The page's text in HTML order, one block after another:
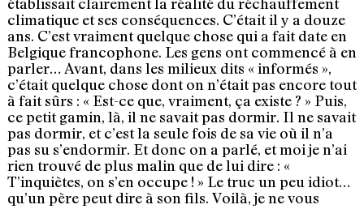
climatique et ses conséquences. C’était il y a douze
ans. C’est vraiment quelque chose qui a fait date en
Belgique francophone. Les gens ont commencé à en
parler… Avant, dans les milieux dits « informés »,
c’était quelque chose dont on n’était pas encore tout
à fait sûrs : « Est-ce que, vraiment, ça existe ? » Puis,
ce petit gamin, là, il ne savait pas dormir. Il ne savait
pas dormir, et c’est la seule fois de sa vie où il n’a
pas su s’endormir. Et donc on a parlé, et moi je n’ai
rien trouvé de plus malin que de lui dire : «
T’inquiètes, on s’en occupe ! » Le truc un peu idiot…
qu’un père peut dire à son fils. Voilà, je ne vous